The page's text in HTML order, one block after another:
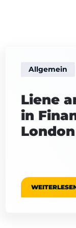
Allgemein
Liene
in